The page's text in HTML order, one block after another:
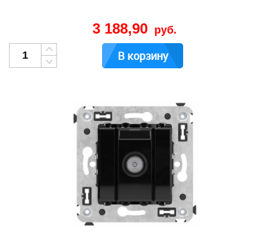
3 188,90 руб.
В корзину